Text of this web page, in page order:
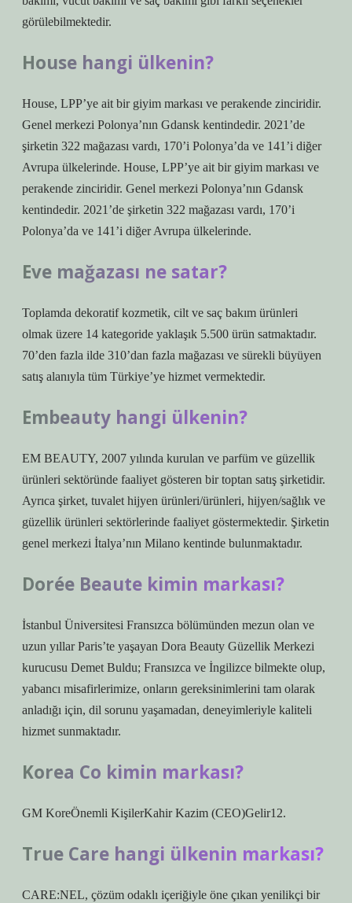
görülebilmektedir.
House hangi ülkenin?
House, LPP’ye ait bir giyim markası ve perakende zinciridir.
Genel merkezi Polonya’nın Gdansk kentindedir. 2021’de
şirketin 322 mağazası vardı, 170’i Polonya’da ve 141’i diğer
Avrupa ülkelerinde. House, LPP’ye ait bir giyim markası ve
perakende zinciridir. Genel merkezi Polonya’nın Gdansk
kentindedir. 2021’de şirketin 322 mağazası vardı, 170’i
Polonya’da ve 141’i diğer Avrupa ülkelerinde.
Eve mağazası ne satar?
Toplamda dekoratif kozmetik, cilt ve saç bakım ürünleri
olmak üzere 14 kategoride yaklaşık 5.500 ürün satmaktadır.
70’den fazla ilde 310’dan fazla mağazası ve sürekli büyüyen
satış alanıyla tüm Türkiye’ye hizmet vermektedir.
Embeauty hangi ülkenin?
EM BEAUTY, 2007 yılında kurulan ve parfüm ve güzellik
ürünleri sektöründe faaliyet gösteren bir toptan satış şirketidir.
Ayrıca şirket, tuvalet hijyen ürünleri/ürünleri, hijyen/sağlık ve
güzellik ürünleri sektörlerinde faaliyet göstermektedir. Şirketin
genel merkezi İtalya’nın Milano kentinde bulunmaktadır.
Dorée Beaute kimin markası?
İstanbul Üniversitesi Fransızca bölümünden mezun olan ve
uzun yıllar Paris’te yaşayan Dora Beauty Güzellik Merkezi
kurucusu Demet Buldu; Fransızca ve İngilizce bilmekte olup,
yabancı misafirlerimize, onların gereksinimlerini tam olarak
anladığı için, dil sorunu yaşamadan, deneyimleriyle kaliteli
hizmet sunmaktadır.
Korea Co kimin markası?
GM KoreÖnemli KişilerKahir Kazim (CEO)Gelir12.
True Care hangi ülkenin markası?
CARE:NEL, çözüm odaklı içeriğiyle öne çıkan yenilikçi bir